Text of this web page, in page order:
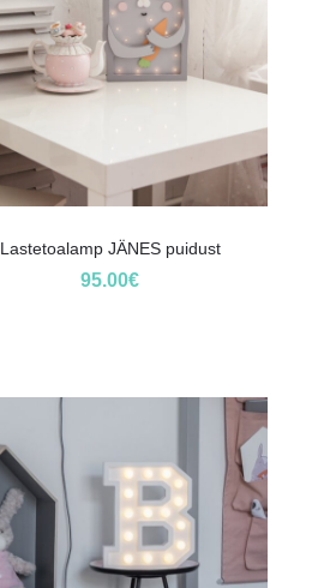
Lastetoalamp JÄNES puidust
95.00€